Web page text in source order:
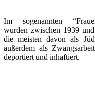
Im sogenannten
wurden zwischen 1939
die meisten davon als
außerdem als
deportiert und inhaftiert.